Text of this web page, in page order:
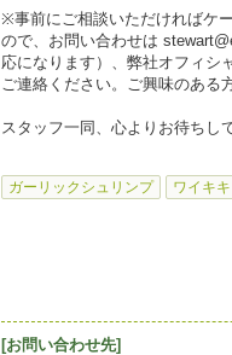
※事前にご相談いただければケ
ので、お問い合わせは
応になります）、弊社オフィシ
ご連絡ください。ご興味のある
スタッフ一同、心よりお待ちし
ガーリックシュリンプ ワイキキ
[お問い合わせ先]